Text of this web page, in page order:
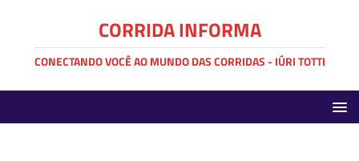
CORRIDA INFORMA
CONECTANDO VOCÊ AO MUNDO DAS CORRIDAS - IÚRI TOTTI